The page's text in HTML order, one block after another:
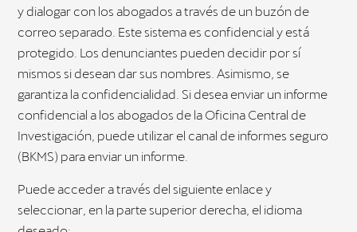
y dialogar con los abogados a través de un buzón de
correo separado. Este sistema es confidencial y está
protegido. Los denunciantes pueden decidir por sí
mismos si desean dar sus nombres. Asimismo, se
garantiza la confidencialidad. Si desea enviar un informe
confidencial a los abogados de la Oficina Central de
Investigación, puede utilizar el canal de informes seguro
(BKMS) para enviar un informe.
Puede acceder a través del siguiente enlace y
seleccionar, en la parte superior derecha, el idioma